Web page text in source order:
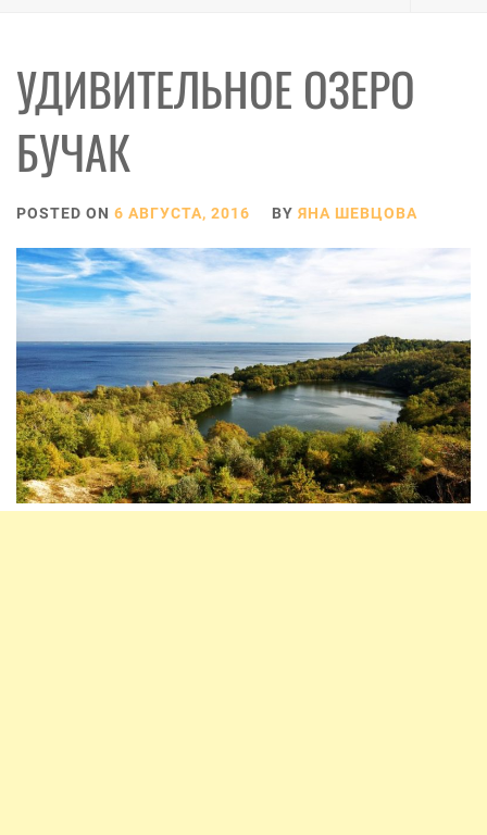
УДИВИТЕЛЬНОЕ ОЗЕРО
БУЧАК
POSTED ON 6 АВГУСТА, 2016 BY ЯНА ШЕВЦОВА